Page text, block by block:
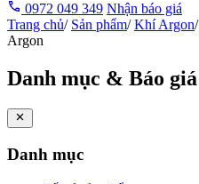
0972 049 349 Nhận báo giá
Trang chủ/ Sản phẩm/ Khí Argon/
Argon
Danh mục & Báo giá
Danh mục